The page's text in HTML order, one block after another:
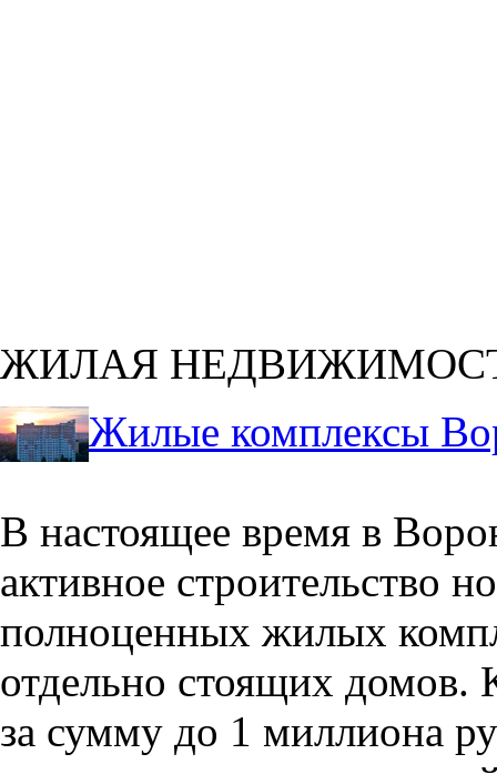
ЖИЛАЯ
Жилые комплексы
В настоящее время в
активное строительство
полноценных жилых
отдельно стоящих домов.
за сумму до 1 миллиона